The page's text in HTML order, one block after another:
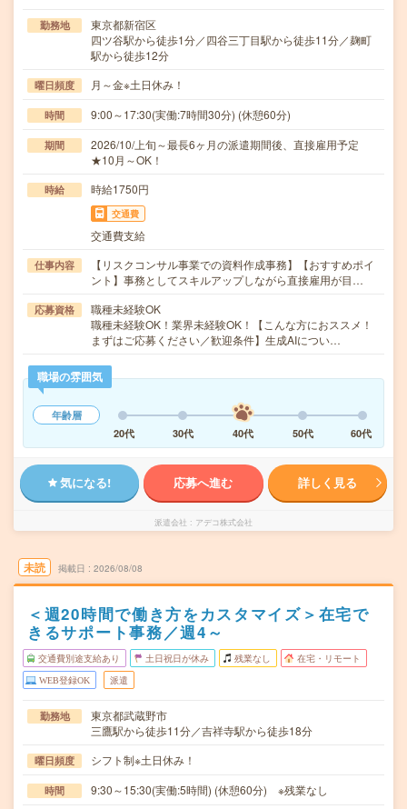
勤務地
東京都新宿区
四ツ谷駅から徒歩1分／四谷三丁目駅から徒歩11分／麹町
駅から徒歩12分
曜日頻度 月～金※土日休み！
時間 9:00～17:30(実働:7時間30分) (休憩60分)
期間
2026/10/上旬～最長6ヶ月の派遣期間後、直接雇用予定
★10月～OK！
時給 時給1750円
交通費
交通費支給
仕事内容
【リスクコンサル事業での資料作成事務】【おすすめポイ
ント】事務としてスキルアップしながら直接雇用が目…
応募資格
職種未経験OK
職種未経験OK！業界未経験OK！【こんな方におススメ！
まずはご応募ください／歓迎条件】生成AIについ…
職場の雰囲気
年齢層
20代
30代 40代 50代 60代
気になる! 応募へ進む 詳しく見る
派遣会社 アデコ株式会社
未読 掲載日 2026/08/08
＜週20時間で働き方をカスタマイズ＞在宅で
きるサポート事務／週4～
交通費別途支給あり 土日祝日が休み 残業なし 在宅・リモート
WEB登録OK 派遣
勤務地
東京都武蔵野市
三鷹駅から徒歩11分／吉祥寺駅から徒歩18分
曜日頻度 シフト制※土日休み！
時間 9:30～15:30(実働:5時間) (休憩60分) ※残業なし